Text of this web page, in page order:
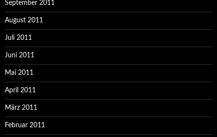
September 2011
August 2011
Juli 2011
Juni 2011
Mai 2011
April 2011
März 2011
Februar 2011